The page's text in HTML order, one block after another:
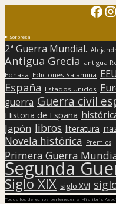
Sorpresa
2ª Guerra Mundial.
Antigua Grecia antigua
Edhasa Ediciones Salamina
España Estados Unidos
guerra Guerra civil
Historia de España
Japón libros literatura
Novela histórica Premios
Primera Guerra
Segunda
Siglo XIX siglo XVI
Todos los derechos pertenecen a Hislibris